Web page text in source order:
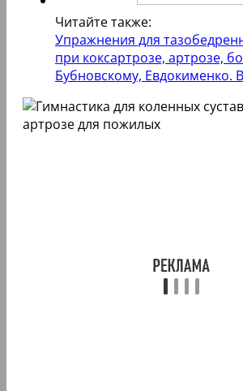
Читайте также:
Упражнения для
при коксартрозе, артрозе,
Бубновскому, Евдокименко.